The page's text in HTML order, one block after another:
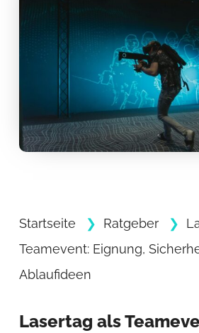
Startseite Ratgeber
Teamevent: Eignung,
Ablaufideen
Lasertag als